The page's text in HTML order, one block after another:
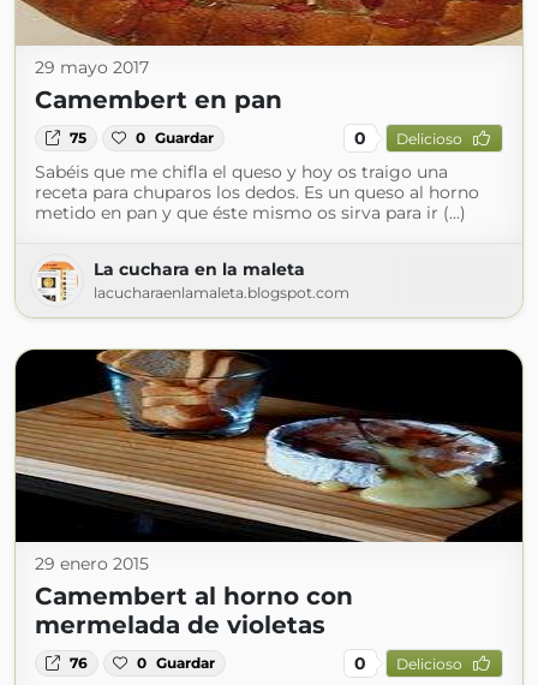
29 mayo 2017
Camembert en pan
75 0 Guardar 0 Delicioso
Sabéis que me chifla el queso y hoy os traigo una
receta para chuparos los dedos. Es un queso al horno
metido en pan y que éste mismo os sirva para ir (...)
La cuchara en la maleta
lacucharaenlamaleta.blogspot.com
29 enero 2015
Camembert al horno con
mermelada de violetas
76 0 Guardar 0 Delicioso